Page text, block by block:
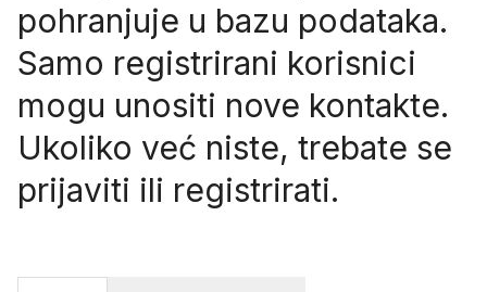
pohranjuje u bazu podataka.
Samo registrirani korisnici
mogu unositi nove kontakte.
Ukoliko već niste, trebate se
prijaviti ili registrirati.